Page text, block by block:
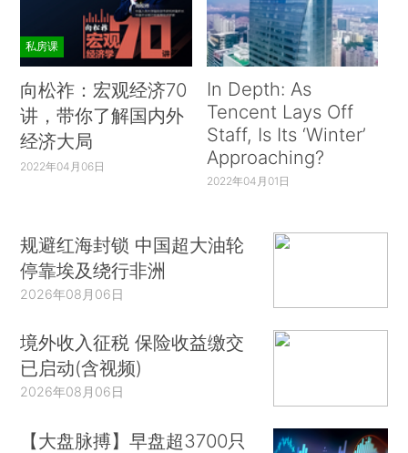
私房课
向松祚：宏观经济70
讲，带你了解国内外
经济大局
2022年04月06日
In Depth: As
Tencent Lays Off
Staff, Is Its ‘Winter’
Approaching?
2022年04月01日
规避红海封锁 中国超大油轮
停靠埃及绕行非洲
2026年08月06日
境外收入征税 保险收益缴交
已启动(含视频)
2026年08月06日
【大盘脉搏】早盘超3700只